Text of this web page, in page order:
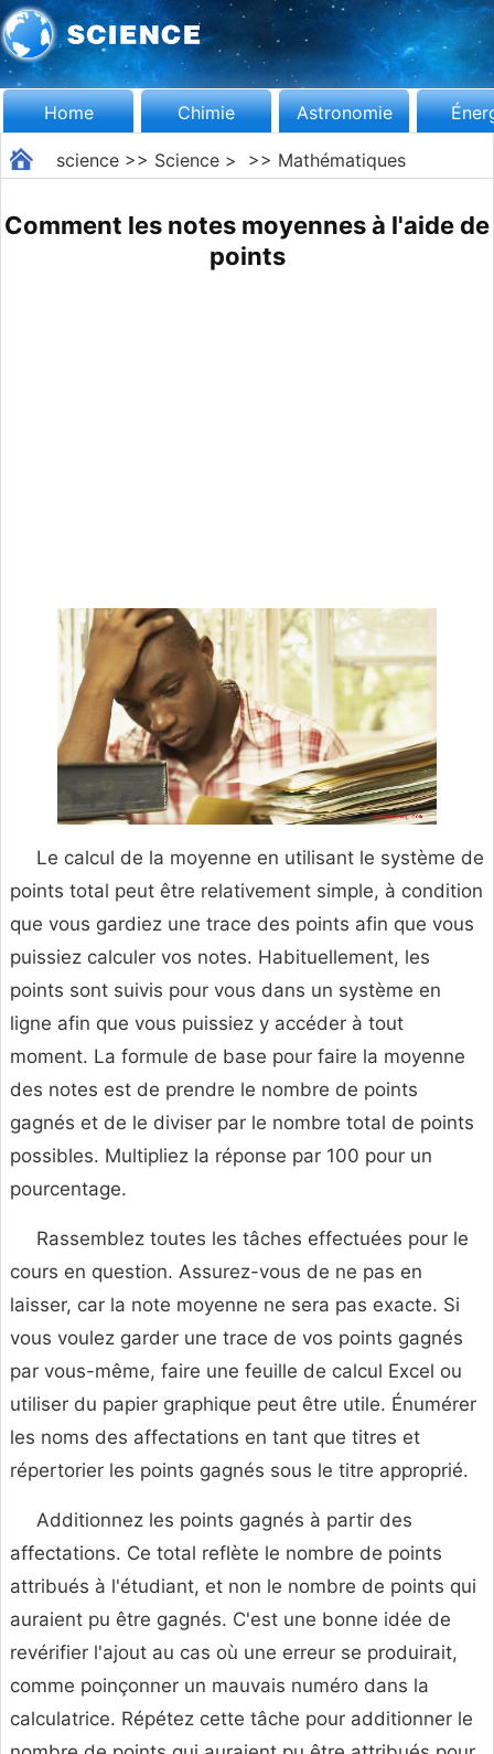
Home Chimie Astronomie
science>> Science> >> Mathématiques
Comment les notes moyennes à l'aide de
points
Le calcul de la moyenne en utilisant le système de
points total peut être relativement simple, à condition
que vous gardiez une trace des points afin que vous
puissiez calculer vos notes. Habituellement, les
points sont suivis pour vous dans un système en
ligne afin que vous puissiez y accéder à tout
moment. La formule de base pour faire la moyenne
des notes est de prendre le nombre de points
gagnés et de le diviser par le nombre total de points
possibles. Multipliez la réponse par 100 pour un
pourcentage.
Rassemblez toutes les tâches effectuées pour le
cours en question. Assurez-vous de ne pas en
laisser, car la note moyenne ne sera pas exacte. Si
vous voulez garder une trace de vos points gagnés
par vous-même, faire une feuille de calcul Excel ou
utiliser du papier graphique peut être utile. Énumérer
les noms des affectations en tant que titres et
répertorier les points gagnés sous le titre approprié.
Additionnez les points gagnés à partir des
affectations. Ce total reflète le nombre de points
attribués à l'étudiant, et non le nombre de points qui
auraient pu être gagnés. C'est une bonne idée de
revérifier l'ajout au cas où une erreur se produirait,
comme poinçonner un mauvais numéro dans la
calculatrice. Répétez cette tâche pour additionner le